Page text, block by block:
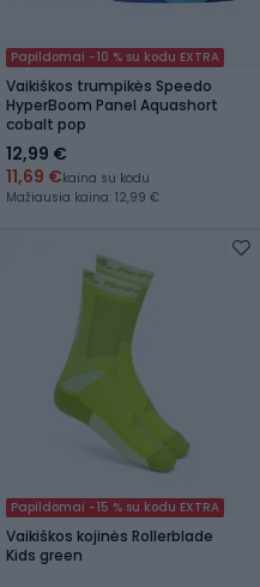
Papildomai -10 % su kodu EXTRA
Vaikiškos trumpikės Speedo
HyperBoom Panel Aquashort
cobalt pop
12,99 €
11,69 €kaina su kodu
Mažiausia kaina: 12,99 €
Papildomai -15 % su kodu EXTRA
Vaikiškos kojinės Rollerblade
Kids green